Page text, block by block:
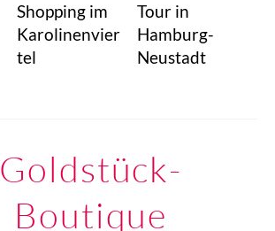
Shopping im
Karolinenvier
tel
Tour in
Hamburg-
Neustadt
Goldstück-
Boutique